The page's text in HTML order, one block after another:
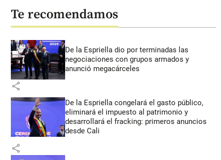
Te recomendamos
De la Espriella dio por terminadas las
negociaciones con grupos armados y
anunció megacárceles
share
De la Espriella congelará el gasto público,
eliminará el impuesto al patrimonio y
desarrollará el fracking: primeros anuncios
desde Cali
share